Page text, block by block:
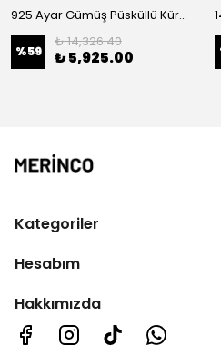
925 Ayar Gümüş Püsküllü Küre Kesim 99'Luk Sıkma Kehribar Namaz Tesbihi
%59
₺ 14,326.40
₺ 5,925.00
Kategoriler
Hesabım
Hakkımızda